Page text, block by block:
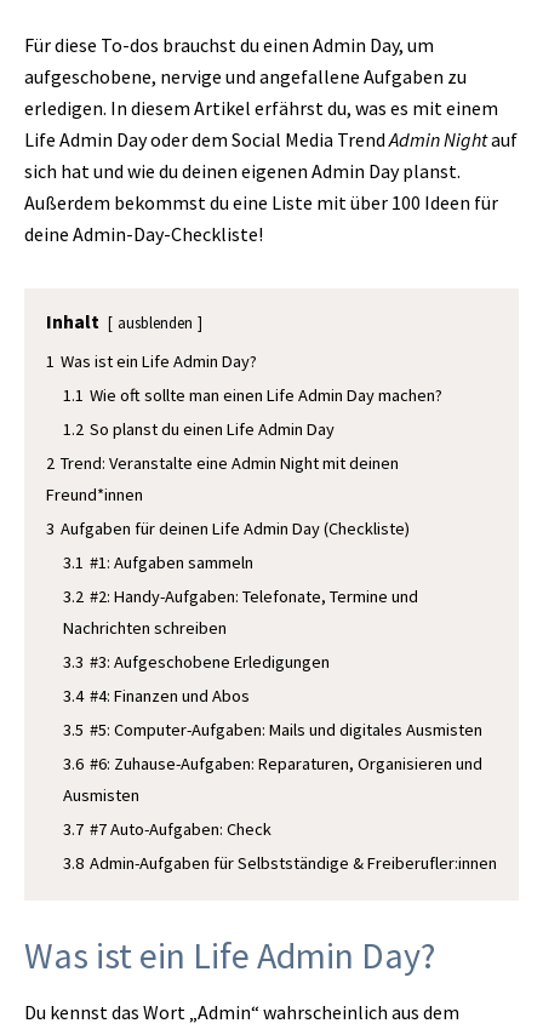
Für diese To-dos brauchst du einen Admin Day, um
aufgeschobene, nervige und angefallene Aufgaben zu
erledigen. In diesem Artikel erfährst du, was es mit einem
Life Admin Day oder dem Social Media TrendAdmin Nightauf
sich hat und wie du deinen eigenen Admin Day planst.
Außerdem bekommst du eine Liste mit über 100 Ideen für
deine Admin-Day-Checkliste!
Inhalt ausblenden
1 Was ist ein Life Admin Day?
1.1 Wie oft sollte man einen Life Admin Day machen?
1.2 So planst du einen Life Admin Day
2 Trend: Veranstalte eine Admin Night mit deinen
Freund*innen
3 Aufgaben für deinen Life Admin Day (Checkliste)
3.1 #1: Aufgaben sammeln
3.2 #2: Handy-Aufgaben: Telefonate, Termine und
Nachrichten schreiben
3.3 #3: Aufgeschobene Erledigungen
3.4 #4: Finanzen und Abos
3.5 #5: Computer-Aufgaben: Mails und digitales Ausmisten
3.6 #6: Zuhause-Aufgaben: Reparaturen, Organisieren und
Ausmisten
3.7 #7 Auto-Aufgaben: Check
3.8 Admin-Aufgaben für Selbstständige & Freiberufler:innen
Was ist ein Life Admin Day?
Du kennst das Wort „Admin“ wahrscheinlich aus dem